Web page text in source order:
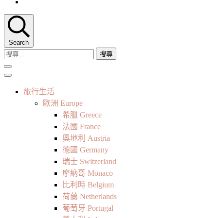
Search
搜
尋
關
旅行生活
歐洲 Europe
希臘 Greece
法國 France
奧地利 Austria
德國 Germany
瑞士 Switzerland
摩納哥 Monaco
比利時 Belgium
荷蘭 Netherlands
葡萄牙 Portugal